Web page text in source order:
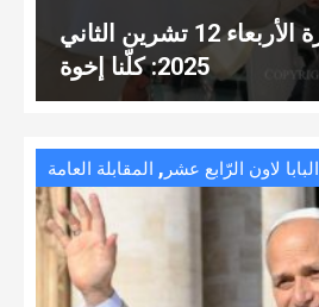
عناوين نشرة الأربعاء 12 تشرين الثاني
2025: كلّنا إخوة
البابا لاون الرّابع عشر , المقابلة العامة